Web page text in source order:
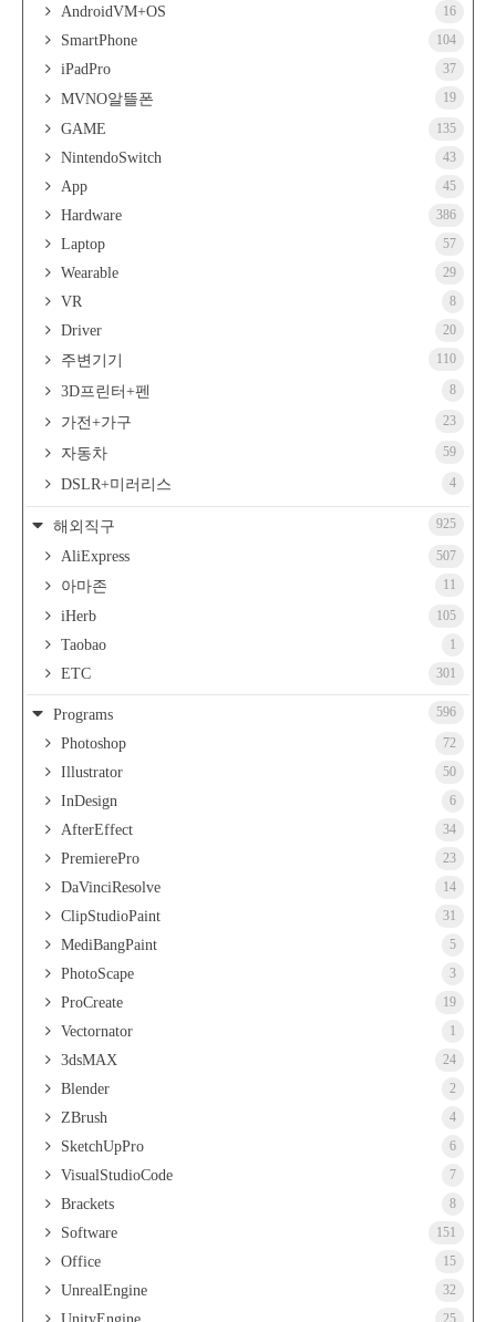
AndroidVM+OS 16
SmartPhone 104
iPadPro 37
MVNO알뜰폰 19
GAME 135
NintendoSwitch 43
App 45
Hardware 386
Laptop 57
Wearable 29
VR 8
Driver 20
주변기기 110
3D프린터+펜 8
가전+가구 23
자동차 59
DSLR+미러리스 4
해외직구 925
AliExpress 507
아마존 11
iHerb 105
Taobao 1
ETC 301
Programs 596
Photoshop 72
Illustrator 50
InDesign 6
AfterEffect 34
PremierePro 23
DaVinciResolve 14
ClipStudioPaint 31
MediBangPaint 5
PhotoScape 3
ProCreate 19
Vectornator 1
3dsMAX 24
Blender 2
ZBrush 4
SketchUpPro 6
VisualStudioCode 7
Brackets 8
Software 151
Office 15
UnrealEngine 32
25